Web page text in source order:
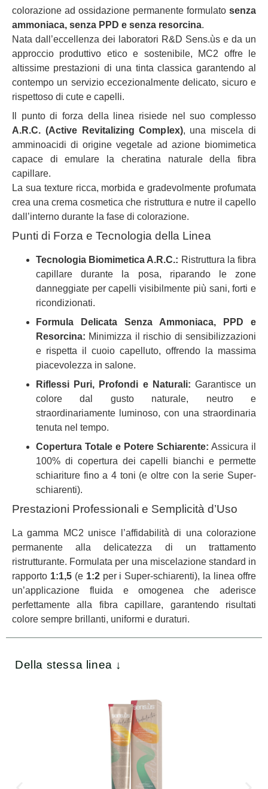
colorazione ad ossidazione permanente formulato senza
ammoniaca, senza PPD e senza resorcina.
Nata dall’eccellenza dei laboratori R&D Sens.ùs e da un
approccio produttivo etico e sostenibile, MC2 offre le
altissime prestazioni di una tinta classica garantendo al
contempo un servizio eccezionalmente delicato, sicuro e
rispettoso di cute e capelli.
Il punto di forza della linea risiede nel suo complesso
A.R.C. (Active Revitalizing Complex), una miscela di
amminoacidi di origine vegetale ad azione biomimetica
capace di emulare la cheratina naturale della fibra
capillare.
La sua texture ricca, morbida e gradevolmente profumata
crea una crema cosmetica che ristruttura e nutre il capello
dall’interno durante la fase di colorazione.
Punti di Forza e Tecnologia della Linea
Tecnologia Biomimetica A.R.C.: Ristruttura la fibra
capillare durante la posa, riparando le zone
danneggiate per capelli visibilmente più sani, forti e
ricondizionati.
Formula Delicata Senza Ammoniaca, PPD e
Resorcina: Minimizza il rischio di sensibilizzazioni
e rispetta il cuoio capelluto, offrendo la massima
piacevolezza in salone.
Riflessi Puri, Profondi e Naturali: Garantisce un
colore dal gusto naturale, neutro e
straordinariamente luminoso, con una straordinaria
tenuta nel tempo.
Copertura Totale e Potere Schiarente: Assicura il
100% di copertura dei capelli bianchi e permette
schiariture fino a 4 toni (e oltre con la serie Super-
schiarenti).
Prestazioni Professionali e Semplicità d’Uso
La gamma MC2 unisce l’affidabilità di una colorazione
permanente alla delicatezza di un trattamento
ristrutturante. Formulata per una miscelazione standard in
rapporto 1:1,5(e 1:2per i Super-schiarenti), la linea offre
un’applicazione fluida e omogenea che aderisce
perfettamente alla fibra capillare, garantendo risultati
colore sempre brillanti, uniformi e duraturi.
Della stessa linea ↓